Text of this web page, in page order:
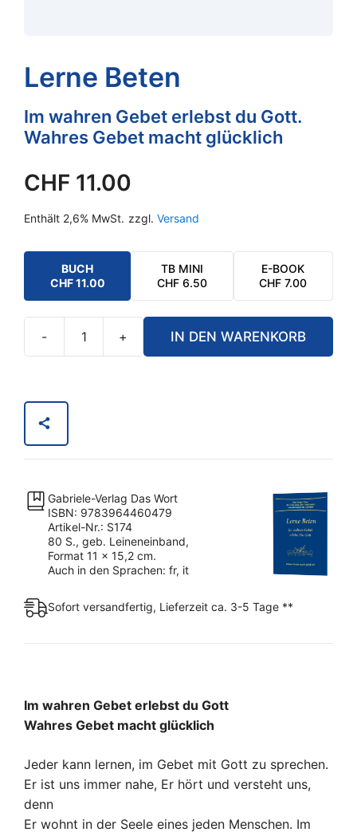
Lerne Beten
Im wahren Gebet erlebst du Gott.
Wahres Gebet macht glücklich
CHF 11.00
Enthält 2,6% MwSt. zzgl. Versand
BUCH
CHF11.00
TB MINI
CHF6.50
E-BOOK
CHF 7.00
-
Lerne
+ IN DEN WARENKORB
Gabriele-Verlag Das Wort
ISBN: 9783964460479
Artikel-Nr.: S174
80 S., geb. Leineneinband,
Format 11 x 15,2 cm.
Auch in den Sprachen: fr, it
Sofort versandfertig, Lieferzeit ca. 3-5 Tage **
Im wahren Gebet erlebst du Gott
Wahres Gebet macht glücklich
Jeder kann lernen, im Gebet mit Gott zu sprechen.
Er ist uns immer nahe, Er hört und versteht uns,
denn
Er wohnt in der Seele eines jeden Menschen. Im